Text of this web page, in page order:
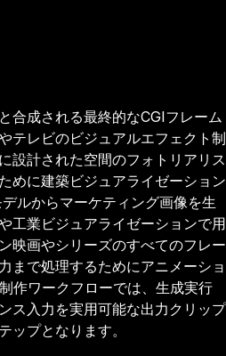
合成される最終的なCGIフレーム
テレビのビジュアルエフェクト制
設計された空間のフォトリアリス
めに建築ビジュアライゼーション
ルからマーケティング画像を生
工業ビジュアライゼーションで用
映画やシリーズのすべてのフレー
まで処理するためにアニメーショ
作ワークフローでは、生成実行
ス入力を実用可能な出力クリップ
ップとなります。